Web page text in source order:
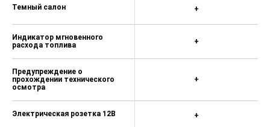
Темный салон
Индикатор мгновенного
расхода топлива
Предупреждение о
прохождении технического
осмотра
Электрическая розетка 12В
+
+
+
+